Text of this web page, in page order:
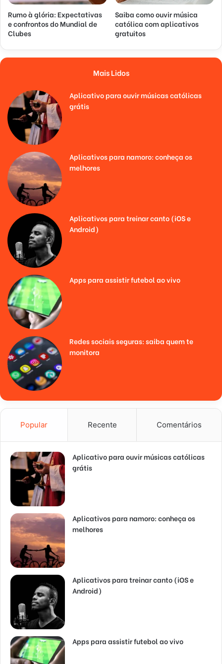
Rumo à glória: Expectativas
e confrontos do Mundial de
Clubes
Saiba como ouvir música
católica com aplicativos
gratuitos
Mais Lidos
Aplicativo para ouvir músicas católicas
grátis
Aplicativos para namoro: conheça os
melhores
Aplicativos para treinar canto (iOS e
Android)
Apps para assistir futebol ao vivo
Redes sociais seguras: saiba quem te
monitora
Popular Recente Comentários
Aplicativo para ouvir músicas católicas
grátis
Aplicativos para namoro: conheça os
melhores
Aplicativos para treinar canto (iOS e
Android)
Apps para assistir futebol ao vivo